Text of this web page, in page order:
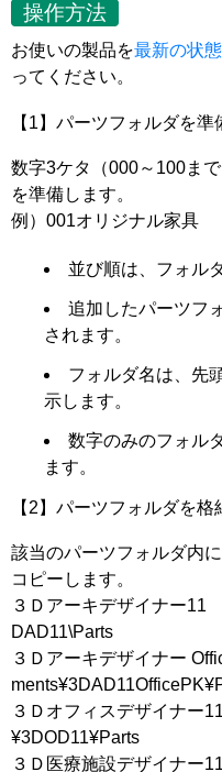
操作方法
お使いの製品を最新の状
ってください。
【1】パーツフォルダを準
数字3ケタ（000～100ま
を準備します。
例）001オリジナル家具
並び順は、フォル
追加したパーツフ
されます。
フォルダ名は、先
示します。
数字のみのフォル
ます。
【2】パーツフォルダを格
該当のパーツフォルダ内
コピーします。
３Ｄアーキデザイナー
DAD11\Parts
３Ｄアーキデザイナー
３Ｄオフィスデザイナー
¥3DOD11¥Parts
３Ｄ医療施設デザイナー